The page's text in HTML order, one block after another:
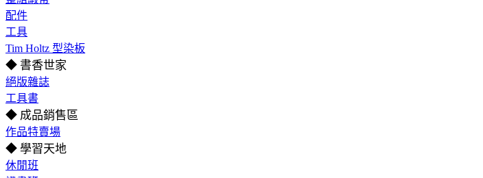
配件
工具
Tim Holtz 型染板
◆ 書香世家
絕版雜誌
工具書
◆ 成品銷售區
作品特賣場
◆ 學習天地
休閒班